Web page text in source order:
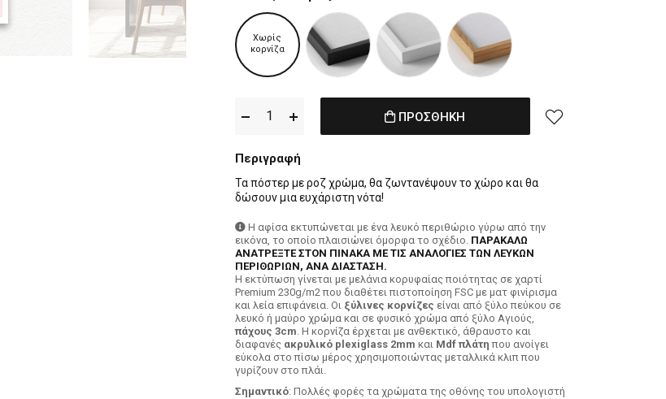
Χωρίς
κορνίζα
ΠΡΟΣΘΗΚΗ
Περιγραφή
Τα πόστερ με ροζ χρώμα, θα ζωντανέψουν το χώρο και θα
δώσουν μια ευχάριστη νότα!
Η αφίσα εκτυπώνεται με ένα λευκό περιθώριο γύρω από την
εικόνα, το οποίο πλαισιώνει όμορφα το σχέδιο. ΠΑΡΑΚΑΛΩ
ΑΝΑΤΡΕΞΤΕ ΣΤΟΝ ΠΙΝΑΚΑ ΜΕ ΤΙΣ ΑΝΑΛΟΓΙΕΣ ΤΩΝ ΛΕΥΚΩΝ
ΠΕΡΙΘΩΡΙΩΝ, ΑΝΑ ΔΙΑΣΤΑΣΗ.
H εκτύπωση γίνεται με μελάνια κορυφαίας ποιότητας σε χαρτί
Premium 230g/m2 που διαθέτει πιστοποίηση FSC με ματ φινίρισμα
και λεία επιφάνεια. Οι ξύλινες κορνίζες είναι από ξύλο πεύκου σε
λευκό ή μαύρο χρώμα και σε φυσικό χρώμα από ξύλο Αγιούς,
πάχους 3cm. Η κορνίζα έρχεται με ανθεκτικό, άθραυστο και
διαφανές ακρυλικό plexiglass 2mm και Mdf πλάτη που ανοίγει
εύκολα στο πίσω μέρος χρησιμοποιώντας μεταλλικά κλιπ που
γυρίζουν στο πλάι.
Σημαντικό: Πολλές φορές τα χρώματα της οθόνης του υπολογιστή